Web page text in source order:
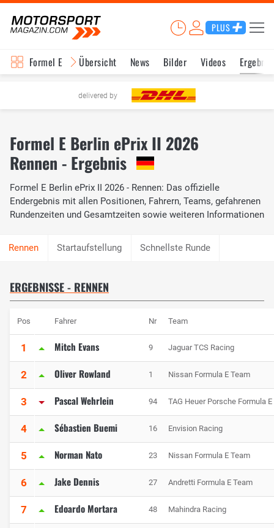
PLUS
Formel E Übersicht News Bilder Videos
delivered by
Formel E Berlin ePrix II 2026
Rennen - Ergebnis
Formel E Berlin ePrix II 2026 - Rennen: Das offizielle
Endergebnis mit allen Positionen, Fahrern, Teams, gefahrenen
Rundenzeiten und Gesamtzeiten sowie weiteren Informationen
Startaufstellung Schnellste Runde
ERGEBNISSE - RENNEN
Pos Fahrer Nr Team
1 Mitch Evans 9 Jaguar TCS Racing
2 Oliver Rowland 1 Nissan Formula E Team
3 Pascal Wehrlein 94 TAG Heuer Porsche Formula
4 Sébastien Buemi 16 Envision Racing
5 Norman Nato 23 Nissan Formula E Team
6 Jake Dennis 27 Andretti Formula E Team
7 Edoardo Mortara 48 Mahindra Racing